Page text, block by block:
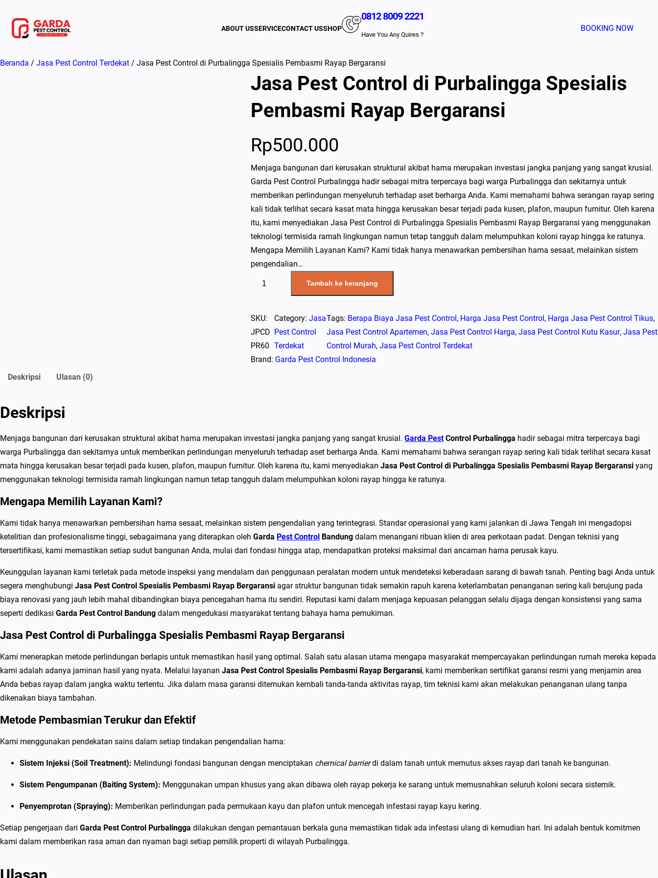
konten
ABOUT USSERVICECONTACT USSHOP
0812 8009 2221
Have You Any Quires ?
BOOKING NOW
Beranda / Jasa Pest Control Terdekat / Jasa Pest Control di Purbalingga Spesialis Pembasmi Rayap Bergaransi
Jasa Pest Control di Purbalingga Spesialis
Pembasmi Rayap Bergaransi
Rp500.000
Menjaga bangunan dari kerusakan struktural akibat hama merupakan investasi jangka panjang yang sangat krusial.
Garda Pest Control Purbalingga hadir sebagai mitra terpercaya bagi warga Purbalingga dan sekitarnya untuk
memberikan perlindungan menyeluruh terhadap aset berharga Anda. Kami memahami bahwa serangan rayap sering
kali tidak terlihat secara kasat mata hingga kerusakan besar terjadi pada kusen, plafon, maupun furnitur. Oleh karena
itu, kami menyediakan Jasa Pest Control di Purbalingga Spesialis Pembasmi Rayap Bergaransi yang menggunakan
teknologi termisida ramah lingkungan namun tetap tangguh dalam melumpuhkan koloni rayap hingga ke ratunya.
Mengapa Memilih Layanan Kami? Kami tidak hanya menawarkan pembersihan hama sesaat, melainkan sistem
pengendalian…
n
t
i
t
a
P
e
s
o
n
t
l
P
r
b
a
g
S
e
s
i
Tambah ke keranjang
SKU:
JPCD
PR60
Category: Jasa
Pest Control
Terdekat
Tags: Berapa Biaya Jasa Pest Control, Harga Jasa Pest Control, Harga Jasa Pest Control Tikus,
Jasa Pest Control Apartemen, Jasa Pest Control Harga, Jasa Pest Control Kutu Kasur, Jasa Pest
Control Murah, Jasa Pest Control Terdekat
Brand: Garda Pest Control Indonesia
Deskripsi
Ulasan (0)
Deskripsi
Menjaga bangunan dari kerusakan struktural akibat hama merupakan investasi jangka panjang yang sangat krusial. Garda PestControl Purbalingga hadir sebagai mitra terpercaya bagi
warga Purbalingga dan sekitarnya untuk memberikan perlindungan menyeluruh terhadap aset berharga Anda. Kami memahami bahwa serangan rayap sering kali tidak terlihat secara kasat
mata hingga kerusakan besar terjadi pada kusen, plafon, maupun furnitur. Oleh karena itu, kami menyediakan Jasa Pest Control di Purbalingga Spesialis Pembasmi Rayap Bergaransi yang
menggunakan teknologi termisida ramah lingkungan namun tetap tangguh dalam melumpuhkan koloni rayap hingga ke ratunya.
Mengapa Memilih Layanan Kami?
Kami tidak hanya menawarkan pembersihan hama sesaat, melainkan sistem pengendalian yang terintegrasi. Standar operasional yang kami jalankan di Jawa Tengah ini mengadopsi
ketelitian dan profesionalisme tinggi, sebagaimana yang diterapkan oleh Garda Pest Control Bandung dalam menangani ribuan klien di area perkotaan padat. Dengan teknisi yang
tersertifikasi, kami memastikan setiap sudut bangunan Anda, mulai dari fondasi hingga atap, mendapatkan proteksi maksimal dari ancaman hama perusak kayu.
Keunggulan layanan kami terletak pada metode inspeksi yang mendalam dan penggunaan peralatan modern untuk mendeteksi keberadaan sarang di bawah tanah. Penting bagi Anda untuk
segera menghubungi Jasa Pest Control Spesialis Pembasmi Rayap Bergaransi agar struktur bangunan tidak semakin rapuh karena keterlambatan penanganan sering kali berujung pada
biaya renovasi yang jauh lebih mahal dibandingkan biaya pencegahan hama itu sendiri. Reputasi kami dalam menjaga kepuasan pelanggan selalu dijaga dengan konsistensi yang sama
seperti dedikasi Garda Pest Control Bandung dalam mengedukasi masyarakat tentang bahaya hama pemukiman.
Jasa Pest Control di Purbalingga Spesialis Pembasmi Rayap Bergaransi
Kami menerapkan metode perlindungan berlapis untuk memastikan hasil yang optimal. Salah satu alasan utama mengapa masyarakat mempercayakan perlindungan rumah mereka kepada
kami adalah adanya jaminan hasil yang nyata. Melalui layanan Jasa Pest Control Spesialis Pembasmi Rayap Bergaransi, kami memberikan sertifikat garansi resmi yang menjamin area
Anda bebas rayap dalam jangka waktu tertentu. Jika dalam masa garansi ditemukan kembali tanda-tanda aktivitas rayap, tim teknisi kami akan melakukan penanganan ulang tanpa
dikenakan biaya tambahan.
Metode Pembasmian Terukur dan Efektif
Kami menggunakan pendekatan sains dalam setiap tindakan pengendalian hama:
Sistem Injeksi (Soil Treatment): Melindungi fondasi bangunan dengan menciptakan chemical barrierdi dalam tanah untuk memutus akses rayap dari tanah ke bangunan.
Sistem Pengumpanan (Baiting System): Menggunakan umpan khusus yang akan dibawa oleh rayap pekerja ke sarang untuk memusnahkan seluruh koloni secara sistemik.
Penyemprotan (Spraying): Memberikan perlindungan pada permukaan kayu dan plafon untuk mencegah infestasi rayap kayu kering.
Setiap pengerjaan dari Garda Pest Control Purbalingga dilakukan dengan pemantauan berkala guna memastikan tidak ada infestasi ulang di kemudian hari. Ini adalah bentuk komitmen
kami dalam memberikan rasa aman dan nyaman bagi setiap pemilik properti di wilayah Purbalingga.